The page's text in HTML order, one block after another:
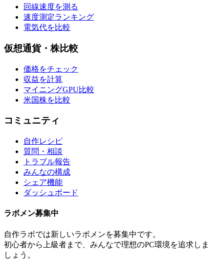
回線速度を測る
速度測定ランキング
電気代を比較
仮想通貨・株比較
価格をチェック
収益を計算
マイニングGPU比較
米国株を比較
コミュニティ
自作レシピ
質問・相談
トラブル報告
みんなの構成
シェア機能
ダッシュボード
ラボメン募集中
自作ラボでは新しいラボメンを募集中です。
初心者から上級者まで、みんなで理想のPC環境を追求しま
しょう。